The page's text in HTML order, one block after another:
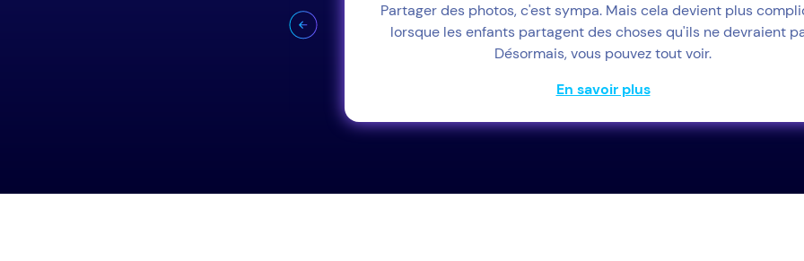
Partager des photos, c'est sympa. Mais cela devient plus
lorsque les enfants partagent des choses qu'ils ne devraient
Désormais, vous pouvez tout voir.
En savoir plus